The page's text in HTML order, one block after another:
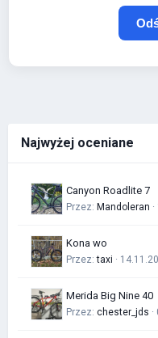
Najwyżej oceniane
Canyon Roadlite 7
Przez: Mandoleran
Kona wo
Przez:taxi ·
Merida Big Nine 40
Przez: chester_jds